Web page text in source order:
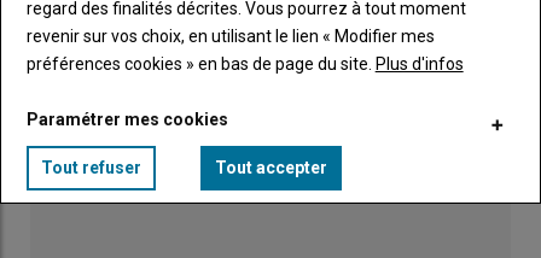
regard des finalités décrites. Vous pourrez à tout moment
revenir sur vos choix, en utilisant le lien « Modifier mes
préférences cookies » en bas de page du site. Plus d'infos
Paramétrer mes cookies
Tout refuser Tout accepter